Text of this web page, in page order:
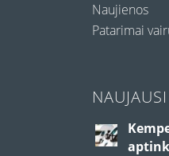
Naujienos
Patarimai